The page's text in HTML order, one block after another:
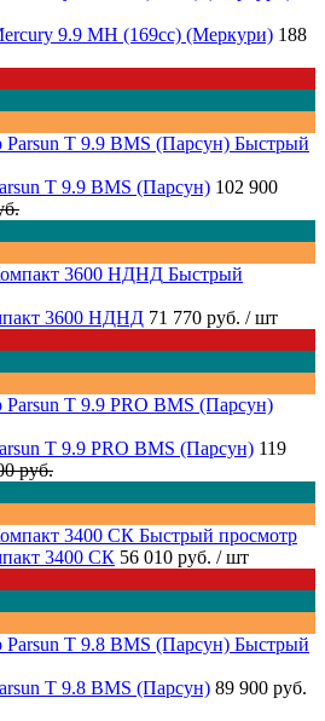
9.9 MH (169cc) (Меркури) 188
Быстрый
T 9.9 BMS (Парсун) 102 900
Быстрый
3600 НДНД 71 770 руб. / шт
T 9.9 PRO BMS (Парсун) 119
руб.
Быстрый просмотр
3400 СК 56 010 руб. / шт
Быстрый
T 9.8 BMS (Парсун) 89 900 руб.